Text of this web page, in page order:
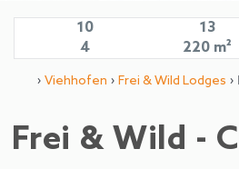
10 13
4
220 m²
› Viehhofen › Frei & Wild Lodges
Frei & Wild -